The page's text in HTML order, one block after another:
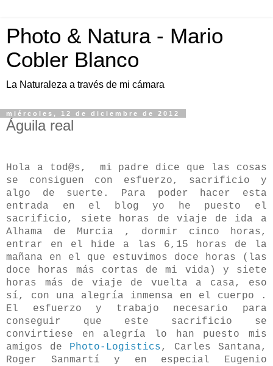
Photo & Natura - Mario
Cobler Blanco
La Naturaleza a través de mi cámara
miércoles, 12 de diciembre de 2012
Águila real
Hola a tod@s, mi padre dice que las cosas
se consiguen con esfuerzo, sacrificio y
algo de suerte. Para poder hacer esta
entrada en el blog yo he puesto el
sacrificio, siete horas de viaje de ida a
Alhama de Murcia , dormir cinco horas,
entrar en el hide a las 6,15 horas de la
mañana en el que estuvimos doce horas (las
doce horas más cortas de mi vida) y siete
horas más de viaje de vuelta a casa, eso
sí, con una alegría inmensa en el cuerpo .
El esfuerzo y trabajo necesario para
conseguir que este sacrificio se
convirtiese en alegría lo han puesto mis
amigos de Photo-Logistics, Carles Santana,
Roger Sanmartí y en especial Eugenio